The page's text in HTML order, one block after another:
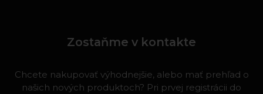
Zostaňme v kontakte
Chcete nakupovať výhodnejšie, alebo mať prehľad o
našich nových produktoch? Pri prvej registrácii do